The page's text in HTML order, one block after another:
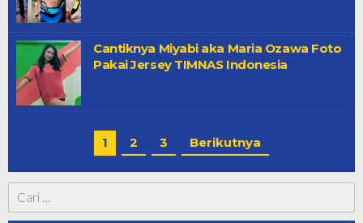
Cantiknya Miyabi aka Maria Ozawa Foto
Pakai Jersey TIMNAS Indonesia
1 2 3 Berikutnya
Cari
untuk: